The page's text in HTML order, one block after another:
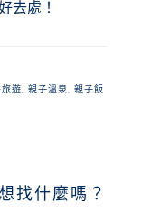
去處！
遊, 親子溫泉, 親子飯
找什麼嗎？